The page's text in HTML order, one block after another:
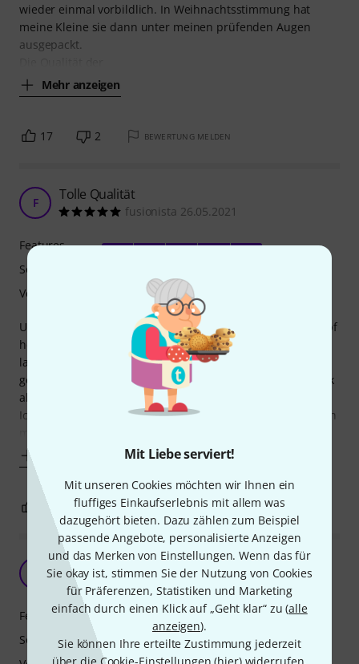
Mit Liebe serviert!
Mit unseren Cookies möchten wir Ihnen ein
fluffiges Einkaufserlebnis mit allem was
dazugehört bieten. Dazu zählen zum Beispiel
passende Angebote, personalisierte Anzeigen
und das Merken von Einstellungen. Wenn das für
Sie okay ist, stimmen Sie der Nutzung von Cookies
für Präferenzen, Statistiken und Marketing
einfach durch einen Klick auf „Geht klar“ zu (alle
anzeigen).
Sie können Ihre erteilte Zustimmung jederzeit
wieder einmal vorbildlich. In Weihnachtsstimmung hat
meine Kleine sie dann unter meinen prüfenden Augen
ausgepackt.
Mehr anzeigen
17 2 BEWERTUNG MELDEN
F Tolle Qualität
fusionista 26.05.2021
Ukulele ausprobieren geistert mir schon seit Jahren im Kopf
herum, eigentlich komme ich vom Blech, hab mal 15 Jahre
lang in div. Chören und Bands gesungen, hab also gut
geschulte Ohren. Ich wollte zum Einstieg kein reines Plastik
aber auch nicht so viel ausgeben... deshalb das Bundle.
Ich muss sagen der gute Klang und die Verarbeitung haben
Features
Sound
Verarbeitung
0 BEWERTUNG MELDEN
Was braucht man als Anfänger
MaBal 01.06.2022
Features
Sound